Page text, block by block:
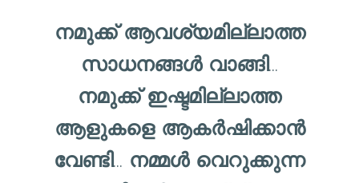
നമുക്ക് ആവശ്യമില്ലാത്ത
സാധനങ്ങൾ വാങ്ങി...
നമുക്ക് ഇഷ്ടമില്ലാത്ത
ആളുകളെ ആകർഷിക്കാൻ
വേണ്ടി... നമ്മൾ വെറുക്കുന്ന